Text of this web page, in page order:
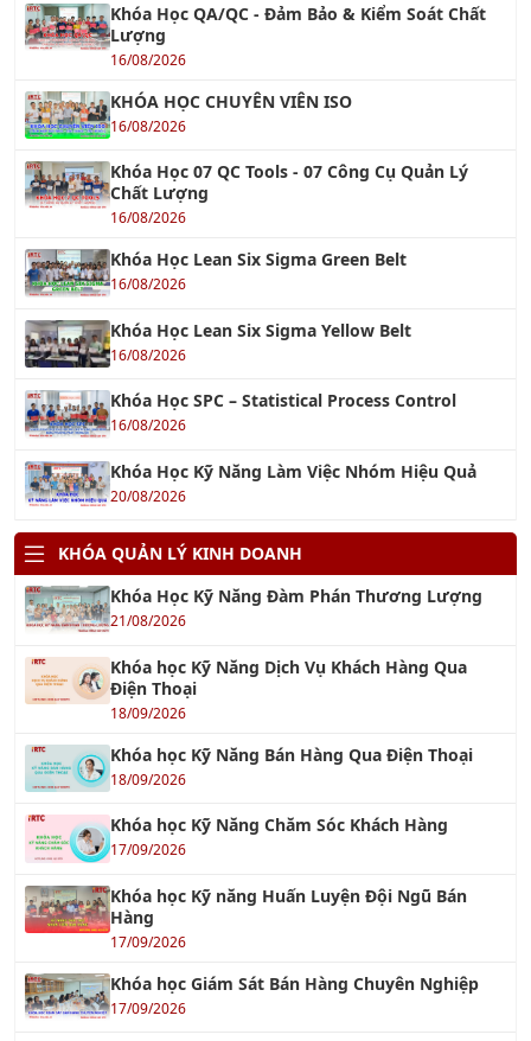
Khóa Học QA/QC - Đảm Bảo & Kiểm Soát Chất
Lượng
16/08/2026
KHÓA HỌC CHUYÊN VIÊN ISO
16/08/2026
Khóa Học 07 QC Tools - 07 Công Cụ Quản Lý
Chất Lượng
16/08/2026
Khóa Học Lean Six Sigma Green Belt
16/08/2026
Khóa Học Lean Six Sigma Yellow Belt
16/08/2026
Khóa Học SPC – Statistical Process Control
16/08/2026
Khóa Học Kỹ Năng Làm Việc Nhóm Hiệu Quả
20/08/2026
KHÓA QUẢN LÝ KINH DOANH
Khóa Học Kỹ Năng Đàm Phán Thương Lượng
21/08/2026
Khóa học Kỹ Năng Dịch Vụ Khách Hàng Qua
Điện Thoại
18/09/2026
Khóa học Kỹ Năng Bán Hàng Qua Điện Thoại
18/09/2026
Khóa học Kỹ Năng Chăm Sóc Khách Hàng
17/09/2026
Khóa học Kỹ năng Huấn Luyện Đội Ngũ Bán
Hàng
17/09/2026
Khóa học Giám Sát Bán Hàng Chuyên Nghiệp
17/09/2026